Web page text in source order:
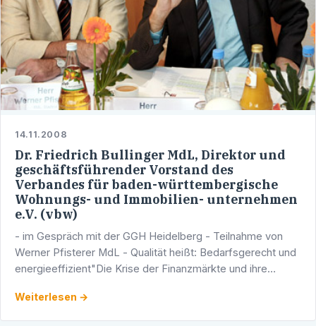
14.11.2008
Dr. Friedrich Bullinger MdL, Direktor und
geschäftsführender Vorstand des
Verbandes für baden-württembergische
Wohnungs- und Immobilien- unternehmen
e.V. (vbw)
- im Gespräch mit der GGH Heidelberg - Teilnahme von
Werner Pfisterer MdL - Qualität heißt: Bedarfsgerecht und
energieeffizient"Die Krise der Finanzmärkte und ihre
Weiterlesen →